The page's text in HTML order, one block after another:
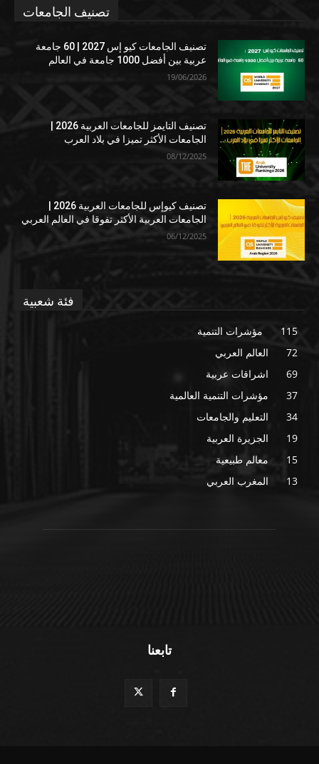
تصنيف الجامعات
تصنيف الجامعات كيو إس 2027 | 60 جامعة
عربية بين أفضل 1000 جامعة في العالم
19/06/2026
الجامعات الأكثر تميزا في بلاد العرب
08/12/2025
الجامعات العربية الأكثر تفوقا في العالم العربي
06/12/2025
فئة شعبية
مؤشرات التنمية
115
العالم العربي
72
اشراقات عربية
69
مؤشرات التنمية العالمية
37
التعليم والجامعات
34
الجزيرة العربية
19
معالم طبيعية
15
المغرب العربي
13
تابعنا